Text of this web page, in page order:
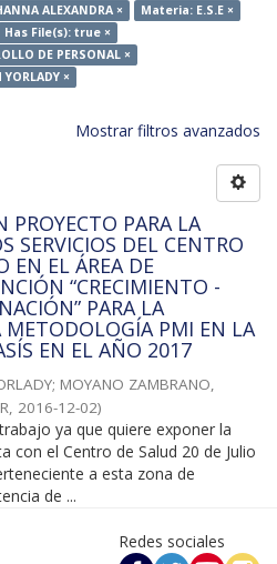
ALEXANDRA ×
Materia: E.S.E ×
Has File(s): true ×
DE PERSONAL ×
×
Mostrar filtros avanzados
PARA LA
SERVICIOS DEL CENTRO
EN EL ÁREA DE
“CRECIMIENTO -
PARA LA
PMI EN LA
EN EL AÑO 2017
; MOYANO ZAMBRANO,
, 2016-12-02)
ya que quiere exponer la
con el Centro de Salud 20 de Julio
a esta zona de
de ...
Redes sociales